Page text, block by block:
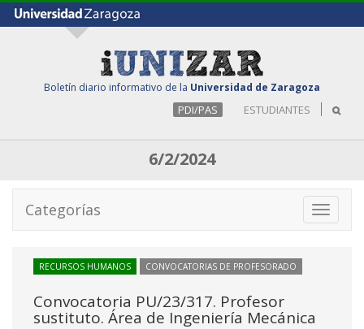
Boletín diario informativo de la Universidad de Zaragoza
PDI/PAS ESTUDIANTES
6/2/2024
Toggle
Categorías
RECURSOS HUMANOS CONVOCATORIAS DE PROFESORADO
Convocatoria PU/23/317. Profesor
sustituto. Área de Ingeniería Mecánica